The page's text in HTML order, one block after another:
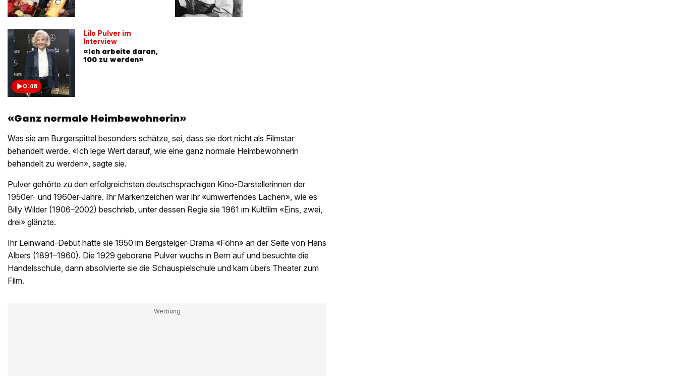
0:46
Lilo Pulver im
Interview
«Ich arbeite daran,
100 zu werden»
«Ganz normale Heimbewohnerin»
Was sie am Burgerspittel besonders schätze, sei, dass sie dort nicht als Filmstar
behandelt werde. «Ich lege Wert darauf, wie eine ganz normale Heimbewohnerin
behandelt zu werden», sagte sie.
Pulver gehörte zu den erfolgreichsten deutschsprachigen Kino-Darstellerinnen der
1950er- und 1960er-Jahre. Ihr Markenzeichen war ihr «umwerfendes Lachen», wie es
Billy Wilder (1906–2002) beschrieb, unter dessen Regie sie 1961 im Kultfilm «Eins, zwei,
drei» glänzte.
Ihr Leinwand-Debüt hatte sie 1950 im Bergsteiger-Drama «Föhn» an der Seite von Hans
Albers (1891–1960). Die 1929 geborene Pulver wuchs in Bern auf und besuchte die
Handelsschule, dann absolvierte sie die Schauspielschule und kam übers Theater zum
Film.